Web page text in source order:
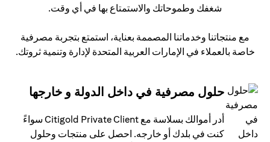
شغفك وطموحاتك والاستمتاع بها في أي وقت.
مع منتجاتنا وخدماتنا المصممة بعناية، استمتع بتجربة مصرفية
خاصة بالعملاء في الإمارات العربية المتحدة لإدارة وتنمية ثروتك.
حلول مصرفية في داخل الدولة و خارجها
أدر أموالك بسلاسة مع Citigold Private Client سواءً
كنت في بلدك أو خارجه. احصل على منتجات وحلول